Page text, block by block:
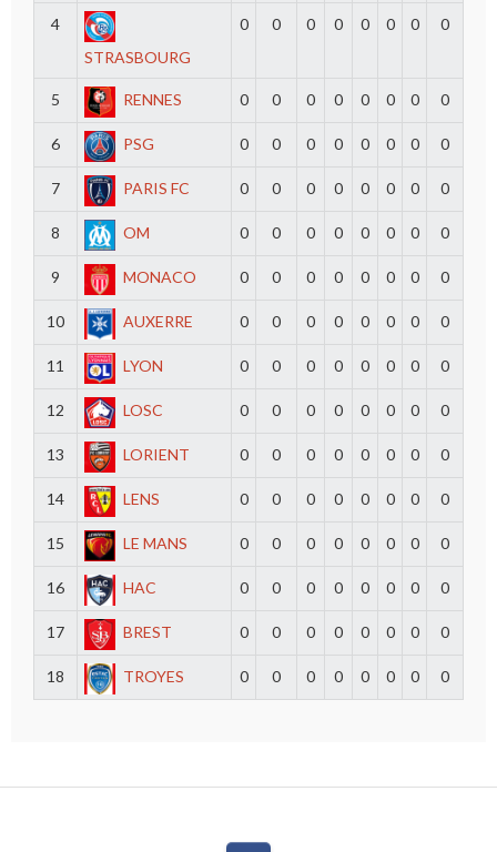
4
STRASBOURG
0 0 0 0 0 0 0 0
5 RENNES 0 0 0 0 0 0 0 0
6 PSG 0 0 0 0 0 0 0 0
7 PARIS FC 0 0 0 0 0 0 0 0
8 OM 0 0 0 0 0 0 0 0
9 MONACO 0 0 0 0 0 0 0 0
10 AUXERRE 0 0 0 0 0 0 0 0
11 LYON 0 0 0 0 0 0 0 0
12 LOSC 0 0 0 0 0 0 0 0
13 LORIENT 0 0 0 0 0 0 0 0
14 LENS 0 0 0 0 0 0 0 0
15 LE MANS 0 0 0 0 0 0 0 0
16 HAC 0 0 0 0 0 0 0 0
17 BREST 0 0 0 0 0 0 0 0
18 TROYES 0 0 0 0 0 0 0 0